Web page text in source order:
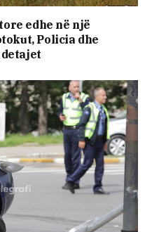
edhe në një
Policia dhe